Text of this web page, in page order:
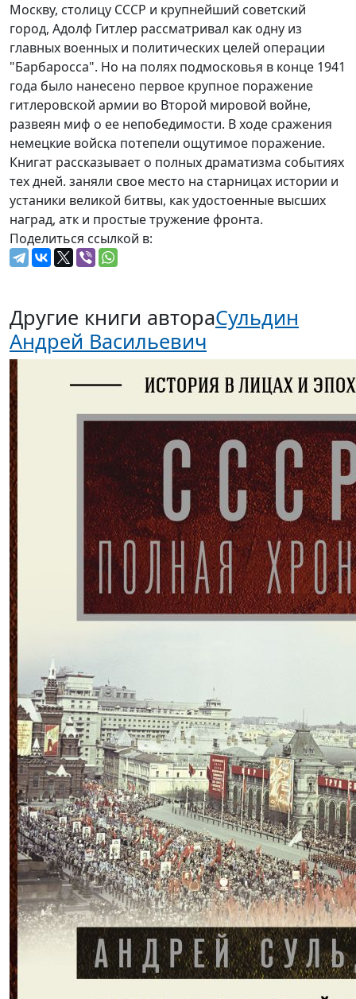
Москву, столицу СССР и крупнейший советский
город, Адолф Гитлер рассматривал как одну из
главных военных и политических целей операции
"Барбаросса". Но на полях подмосковья в конце 1941
года было нанесено первое крупное поражение
гитлеровской армии во Второй мировой войне,
развеян миф о ее непобедимости. В ходе сражения
немецкие войска потепели ощутимое поражение.
Книгат рассказывает о полных драматизма событиях
тех дней. заняли свое место на старницах истории и
устаники великой битвы, как удостоенные высших
наград, атк и простые тружение фронта.
Поделиться ссылкой в:
Другие книги автораСульдин
Андрей Васильевич